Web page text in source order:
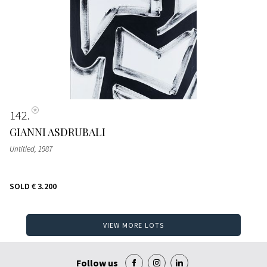
142
GIANNI ASDRUBALI
Untitled, 1987
SOLD € 3.200
VIEW MORE LOTS
Follow us